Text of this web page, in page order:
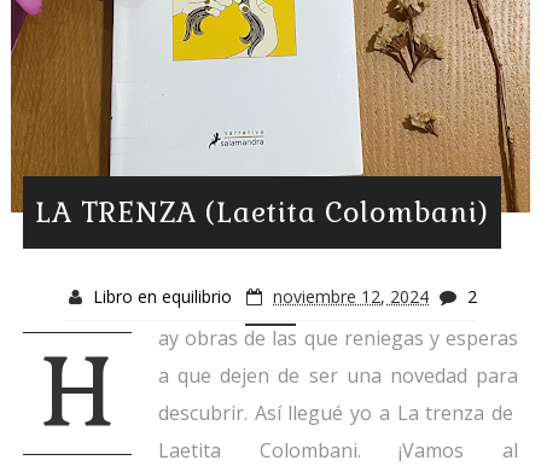
LA TRENZA (Laetita Colombani)
Libro en equilibrio noviembre 12, 2024 2
H
ay obras de las que reniegas y esperas
a que dejen de ser una novedad para
descubrir. Así llegué yo a La trenza de
Laetita Colombani. ¡Vamos al